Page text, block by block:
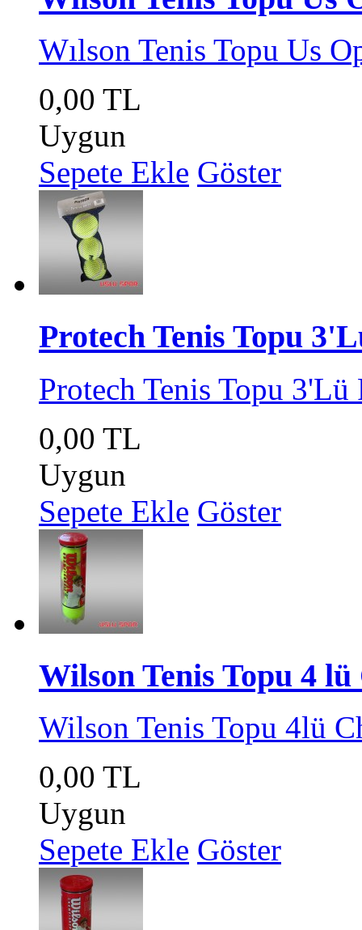
Wılson Tenis Topu Us
0,00 TL
Uygun
Sepete Ekle Göster
Protech Tenis Topu
Protech Tenis Topu
0,00 TL
Uygun
Sepete Ekle Göster
Wilson Tenis Topu 4
Wilson Tenis Topu 4lü
0,00 TL
Uygun
Sepete Ekle Göster